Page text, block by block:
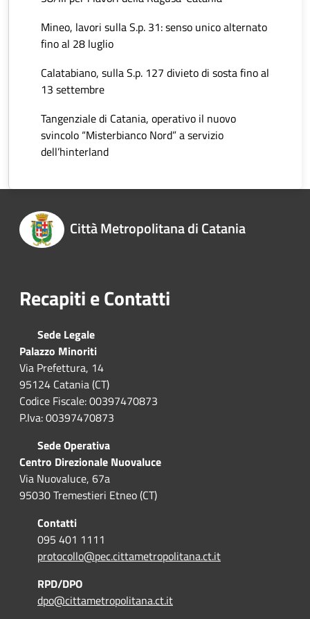
Mineo, lavori sulla S.p. 31: senso unico alternato
fino al 28 luglio
Calatabiano, sulla S.p. 127 divieto di sosta fino al
13 settembre
Tangenziale di Catania, operativo il nuovo
svincolo “Misterbianco Nord” a servizio
dell’hinterland
Città Metropolitana di Catania
Recapiti e Contatti
Sede Legale
Palazzo Minoriti
Via Prefettura, 14
95124 Catania (CT)
Codice Fiscale: 00397470873
P.Iva: 00397470873
Sede Operativa
Centro Direzionale Nuovaluce
Via Nuovaluce, 67a
95030 Tremestieri Etneo (CT)
Contatti
095 401 1111
protocollo@pec.cittametropolitana.ct.it
RPD/DPO
dpo@cittametropolitana.ct.it